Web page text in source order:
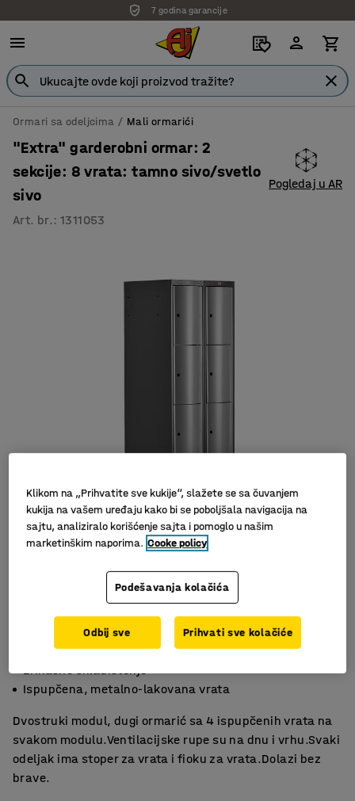
7 godina garancije
Ormari sa odeljcima Mali ormarići
"Extra" garderobni ormar: 2
sekcije: 8 vrata: tamno sivo/svetlo
sivo
Art. br. :1311053
Pogledaj u AR
4 vertikalna odeljka
Efikasno skladištenje
Ispupčena, metalno-lakovana vrata
Dvostruki modul, dugi ormarić sa 4 ispupčenih vrata na
svakom modulu.Ventilacijske rupe su na dnu i vrhu.Svaki
odeljak ima stoper za vrata i fioku za vrata.Dolazi bez
brave.
Klikom na „Prihvatite sve kukije“, slažete se sa čuvanjem
kukija na vašem uređaju kako bi se poboljšala navigacija na
sajtu, analiziralo korišćenje sajta i pomoglo u našim
marketinškim naporima. Cooke policy
Podešavanja kolačića
Odbij sve Prihvati sve kolačiće